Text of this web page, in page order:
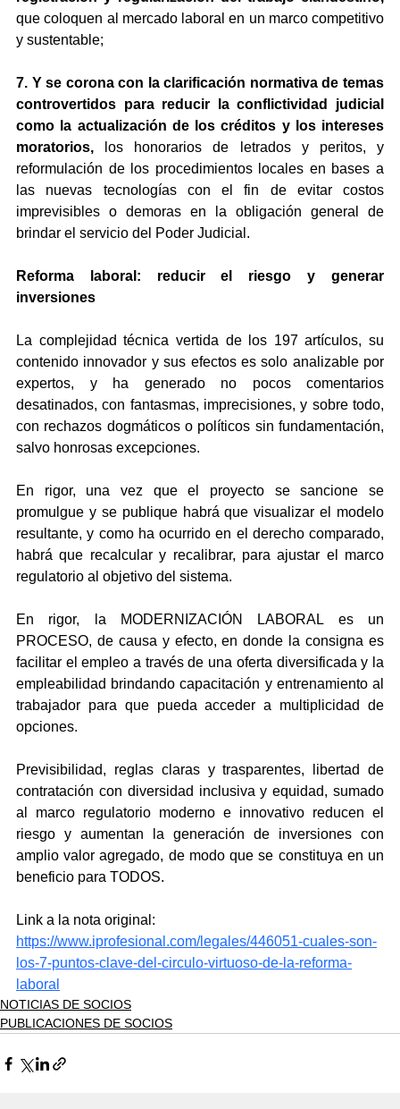
que coloquen al mercado laboral en un marco competitivo
y sustentable;
7. Y se corona con la clarificación normativa de temas
controvertidos para reducir la conflictividad judicial
como la actualización de los créditos y los intereses
moratorios, los honorarios de letrados y peritos, y
reformulación de los procedimientos locales en bases a
las nuevas tecnologías con el fin de evitar costos
imprevisibles o demoras en la obligación general de
brindar el servicio del Poder Judicial.
Reforma laboral: reducir el riesgo y generar
inversiones
La complejidad técnica vertida de los 197 artículos, su
contenido innovador y sus efectos es solo analizable por
expertos, y ha generado no pocos comentarios
desatinados, con fantasmas, imprecisiones, y sobre todo,
con rechazos dogmáticos o políticos sin fundamentación,
salvo honrosas excepciones.
En rigor, una vez que el proyecto se sancione se
promulgue y se publique habrá que visualizar el modelo
resultante, y como ha ocurrido en el derecho comparado,
habrá que recalcular y recalibrar, para ajustar el marco
regulatorio al objetivo del sistema.
En rigor, la MODERNIZACIÓN LABORAL es un
PROCESO, de causa y efecto, en donde la consigna es
facilitar el empleo a través de una oferta diversificada y la
empleabilidad brindando capacitación y entrenamiento al
trabajador para que pueda acceder a multiplicidad de
opciones.
Previsibilidad, reglas claras y trasparentes, libertad de
contratación con diversidad inclusiva y equidad, sumado
al marco regulatorio moderno e innovativo reducen el
riesgo y aumentan la generación de inversiones con
amplio valor agregado, de modo que se constituya en un
beneficio para TODOS.
Link a la nota original:
https://www.iprofesional.com/legales/446051-cuales-son-
los-7-puntos-clave-del-circulo-virtuoso-de-la-reforma-
laboral
NOTICIAS DE SOCIOS
PUBLICACIONES DE SOCIOS